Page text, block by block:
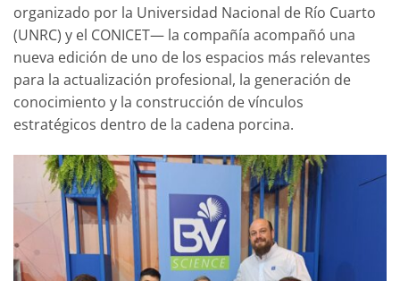
organizado por la Universidad Nacional de Río Cuarto
(UNRC) y el CONICET— la compañía acompañó una
nueva edición de uno de los espacios más relevantes
para la actualización profesional, la generación de
conocimiento y la construcción de vínculos
estratégicos dentro de la cadena porcina.